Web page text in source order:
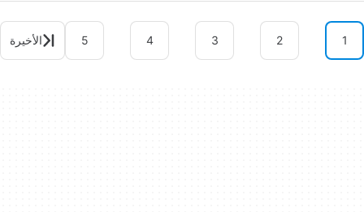
1
2
3
4
5 الأخيرة